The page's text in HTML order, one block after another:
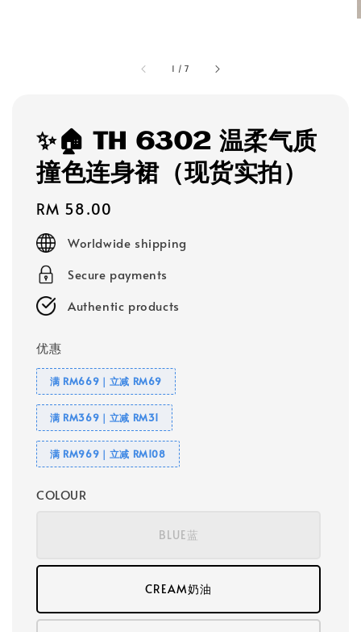
1 /7
✨🏠 TH 6302 温柔气质
撞色连身裙（现货实拍）
Regular
price
RM 58.00
Worldwide shipping
Secure payments
Authentic products
优惠
满 RM669｜立减 RM69
满 RM369｜立减 RM31
满 RM969｜立减 RM108
COLOUR
BLUE蓝
CREAM奶油